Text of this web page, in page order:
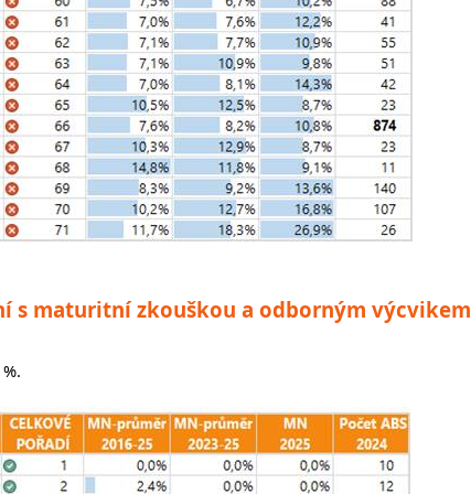
s maturitní zkouškou a odborným výcvikem